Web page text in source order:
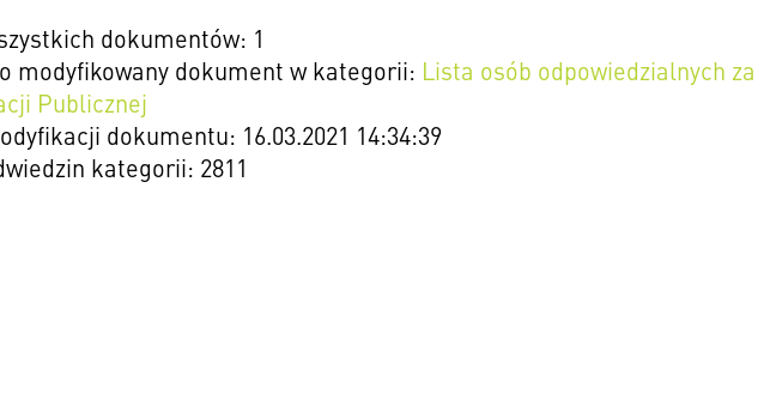
dokumentów: 1
modyfikowany dokument w kategorii: Lista osób odpowiedzialnych
Publicznej
dokumentu: 16.03.2021 14:34:39
kategorii: 2811